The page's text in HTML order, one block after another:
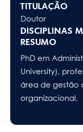
TITULAÇÃO
Doutor
DISCIPLINAS
RESUMO
PhD em
University),
área de gestão
organizacional.